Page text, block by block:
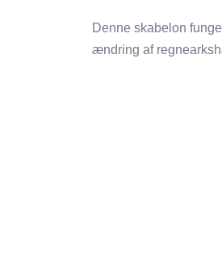
Denne skabelon
ændring af